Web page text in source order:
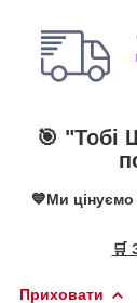
🎯 "Тобі
💙Ми цінуємо
🛒
Приховати